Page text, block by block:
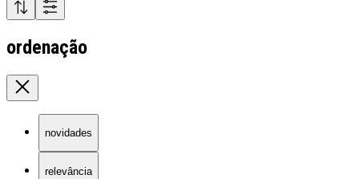
ordenação
novidades
relevância